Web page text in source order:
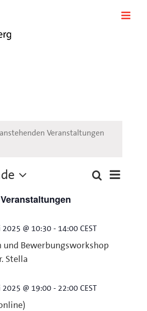
Veranstaltungen
Suche
Liste
2025 @ 10:30- 14:00 CEST
und Bewerbungsworkshop
Stella
2025 @ 19:00- 22:00 CEST